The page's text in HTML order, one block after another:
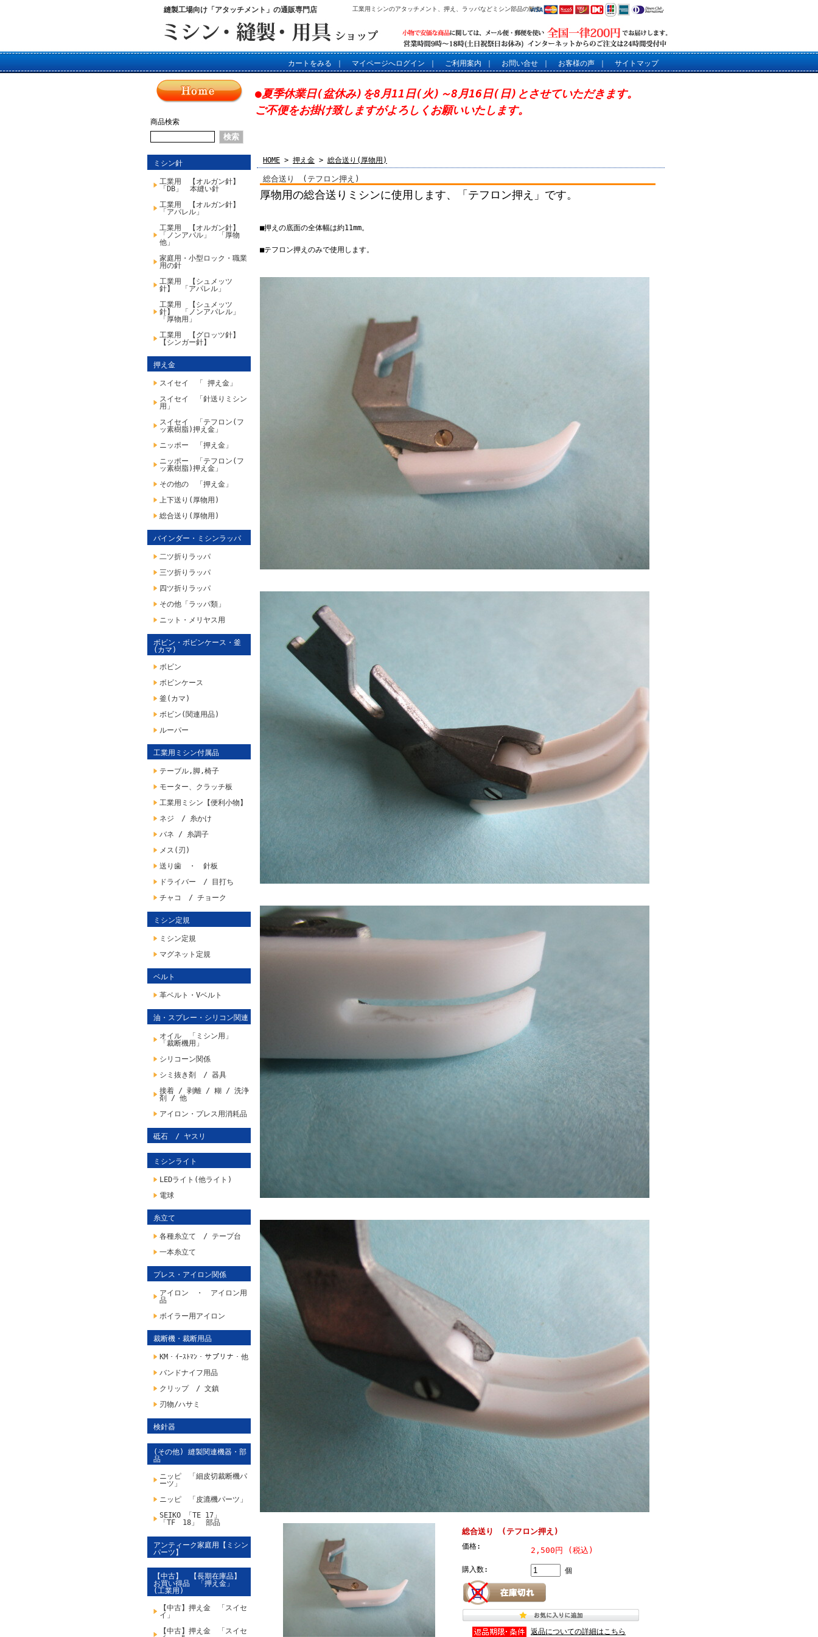
縫製工場向け「アタッチメント」の通販専門店 工業用ミシンのアタッチメント、押え、ラッパなどミシン部品の販売
カートをみる マイページへログイン ご利用案内 お問い合せ お客様の声 サイトマップ
商品検索
ミシン針
工業用 【オルガン針】
「DB」 本縫い針
工業用 【オルガン針】
「アパレル」
工業用 【オルガン針】
「ノンアパル」 「厚物
他」
家庭用・小型ロック・職業
用の針
工業用 【シュメッツ
針】 「アパレル」
工業用 【シュメッツ
針】 「ノンアパレル」
「厚物用」
工業用 【グロッツ針】
【シンガー針】
押え金
スイセイ 「 押え金」
スイセイ 「針送りミシン
用」
スイセイ 「テフロン(フ
ッ素樹脂)押え金」
ニッポー 「押え金」
ニッポー 「テフロン(フ
ッ素樹脂)押え金」
その他の 「押え金」
上下送り(厚物用)
総合送り(厚物用)
バインダー・ミシンラッパ
二ツ折りラッパ
三ツ折りラッパ
四ツ折りラッパ
その他「ラッパ類」
ニット・メリヤス用
ボビン・ボビンケース・釜
(カマ)
ボビン
ボビンケース
釜(カマ)
ボビン(関連用品)
ルーパー
工業用ミシン付属品
テーブル,脚,椅子
モーター、クラッチ板
工業用ミシン【便利小物】
ネジ / 糸かけ
バネ / 糸調子
メス(刃)
送り歯 ・ 針板
ドライバー / 目打ち
チャコ / チョーク
ミシン定規
ミシン定規
マグネット定規
ベルト
革ベルト・Vベルト
油・スプレー・シリコン関連
オイル 「ミシン用」
「裁断機用」
シリコーン関係
シミ抜き剤 / 器具
接着 / 剥離 / 糊 / 洗浄
剤 / 他
アイロン・プレス用消耗品
砥石 / ヤスリ
ミシンライト
LEDライト(他ライト)
電球
糸立て
各種糸立て / テープ台
一本糸立て
プレス・アイロン関係
アイロン ・ アイロン用
品
ボイラー用アイロン
裁断機・裁断用品
KM・ｲｰｽﾄﾏﾝ・サプリナ・他
バンドナイフ用品
クリップ / 文鎮
刃物/ハサミ
検針器
(その他) 縫製関連機器・部
品
ニッピ 「細皮切裁断機パ
ーツ」
ニッピ 「皮漉機パーツ」
SEIKO 「TE 17」
「TF 18」 部品
アンティーク家庭用【ミシン
パーツ】
【中古】 【長期在庫品】
お買い得品 「押え金」
(工業用)
【中古】押え金 「スイセ
イ」
【中古】押え金 「スイセ
●夏季休業日(盆休み)を8月11日(火)～8月16日(日)とさせていただきます。
ご不便をお掛け致しますがよろしくお願いいたします。
HOME > 押え金 > 総合送り(厚物用)
総合送り (テフロン押え)
厚物用の総合送りミシンに使用します、「テフロン押え」です。
■押えの底面の全体幅は約11mm。
■テフロン押えのみで使用します。
総合送り (テフロン押え)
価格: 2,500円 (税込)
購入数: 個
返品についての詳細はこちら